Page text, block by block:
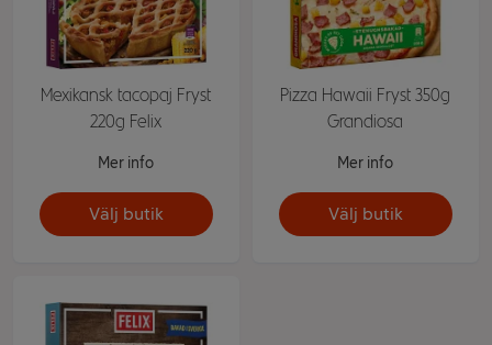
Mexikansk tacopaj Fryst
220g Felix
Mer info
Välj butik
Pizza Hawaii Fryst 350g
Grandiosa
Mer info
Välj butik